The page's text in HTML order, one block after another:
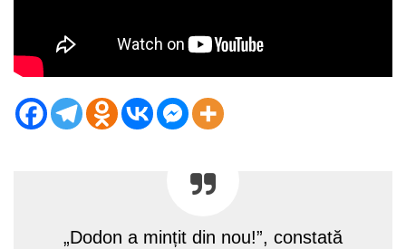
„Dodon a mințit din nou!”, constată